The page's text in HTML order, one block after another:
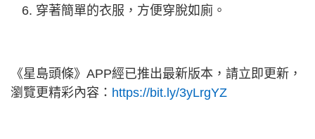
穿著簡單的衣服，方便穿脫如廁。
《星島頭條》APP經已推出最新版本，請立即更新，
瀏覽更精彩內容： https://bit.ly/3yLrgYZ